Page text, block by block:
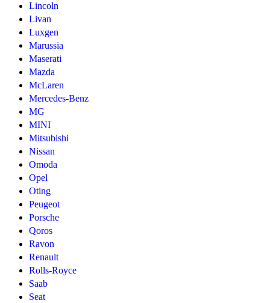
Lincoln
Livan
Luxgen
Marussia
Maserati
Mazda
McLaren
Mercedes-Benz
MG
MINI
Mitsubishi
Nissan
Omoda
Opel
Oting
Peugeot
Porsche
Qoros
Ravon
Renault
Rolls-Royce
Saab
Seat